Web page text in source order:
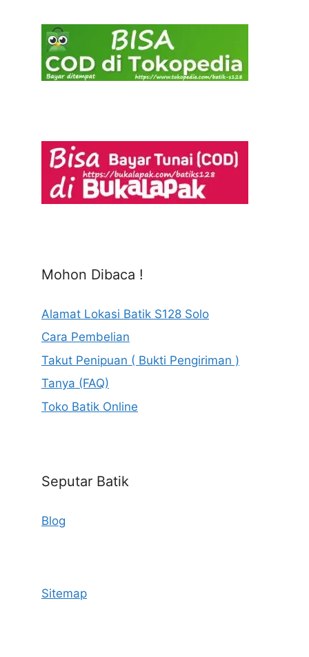
Mohon Dibaca !
Alamat Lokasi Batik S128 Solo
Cara Pembelian
Takut Penipuan ( Bukti Pengiriman )
Tanya (FAQ)
Toko Batik Online
Seputar Batik
Blog
Sitemap